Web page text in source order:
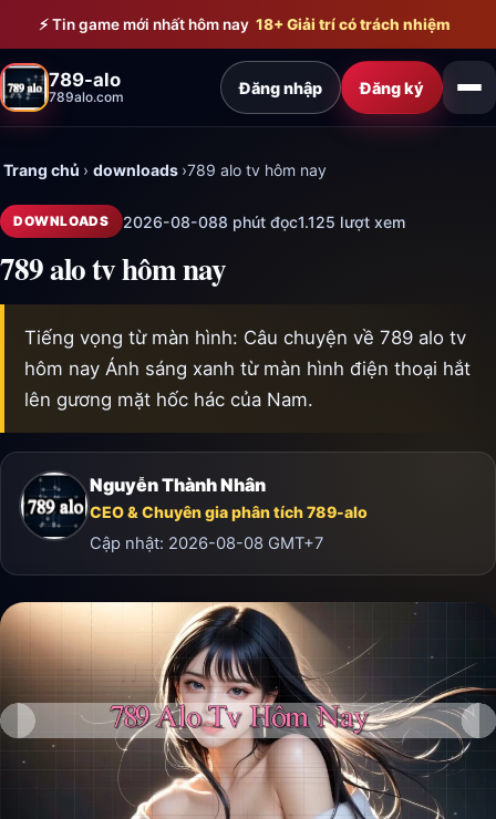
Bỏ qua đến nội dung chính
⚡ Tin game mới nhất hôm nay 18+ Giải trí có trách nhiệm
789-alo
789alo.com Đăng nhập Đăng ký
Trang chủ › downloads ›789 alo tv hôm nay
DOWNLOADS 2026-08-088 phút đọc1.125 lượt xem
789 alo tv hôm nay
Tiếng vọng từ màn hình: Câu chuyện về 789 alo tv
hôm nay Ánh sáng xanh từ màn hình điện thoại hắt
lên gương mặt hốc hác của Nam.
Nguyễn Thành Nhân
CEO & Chuyên gia phân tích 789-alo
Cập nhật: 2026-08-08 GMT+7